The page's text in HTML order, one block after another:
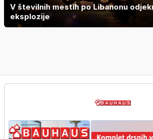
V številnih mestih po Libanonu
eksplozije